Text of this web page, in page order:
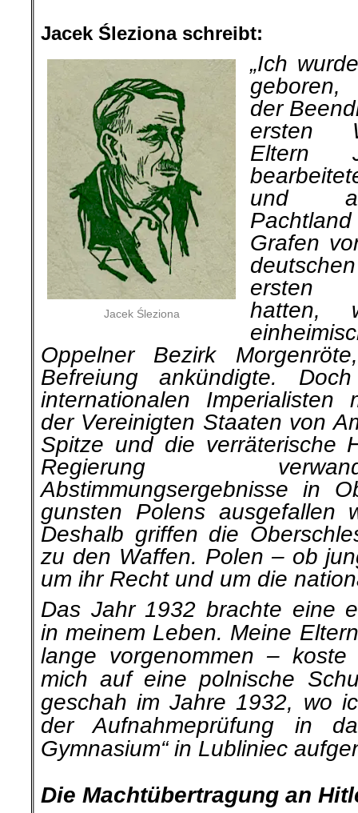
Jacek Śleziona schreibt:
Jacek Śleziona
„Ich
der
ersten
Eltern
und
Grafen
ersten
hatten,
Oppelner Bezirk
Befreiung ankündigte.
internationalen Imperialisten
der Vereinigten Staaten von
Spitze und die verräterische
Regie­rung
Abstimmungsergebnisse in
gunsten Polens ausgefallen
Deshalb griffen die
zu den Waffen. Polen – ob
um ihr Recht und um die
Das Jahr 1932 brachte eine
in meinem Leben. Meine
lange vorgenommen –
mich auf eine polnische
geschah im Jahre 1932, wo
der Aufnahmeprüfung in
Gymnasium“ in Lubliniec
Die Machtübertragung an